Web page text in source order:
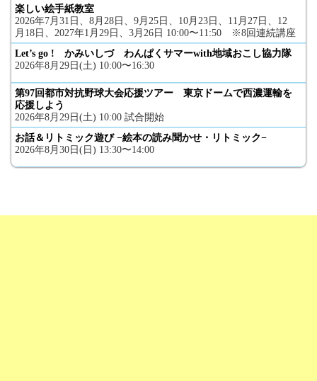
楽しい絵手紙教室
2026年7月31日、8月28日、9月25日、10月23日、11月27日、12
月18日、2027年1月29日、3月26日 10:00〜11:50 ※8回連続講座
Let’s go ! かみいしづ わんぱくサマーwith地域おこし協力隊
2026年8月29日(土) 10:00〜16:30
第97回都市対抗野球大会応援ツアー 東京ドームで西濃運輸を
応援しよう
2026年8月29日(土) 10:00 試合開始
お話＆リトミック遊び −絵本の読み聞かせ・リトミック−
2026年8月30日(日) 13:30〜14:00